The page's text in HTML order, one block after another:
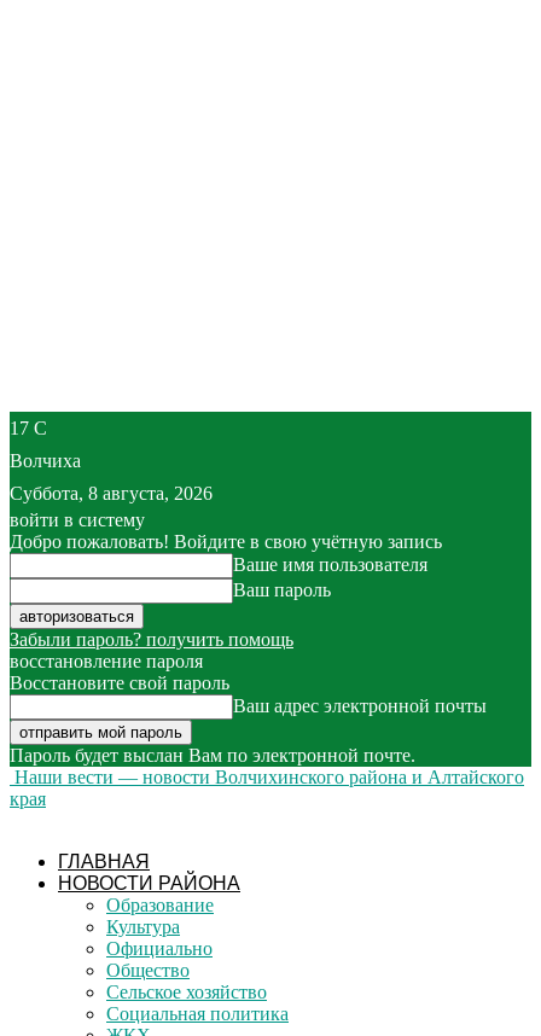
17 C
Волчиха
Суббота, 8 августа, 2026
войти в систему
Добро пожаловать! Войдите в свою учётную запись
Ваше имя пользователя
Ваш пароль
Забыли пароль? получить помощь
восстановление пароля
Восстановите свой пароль
Ваш адрес электронной почты
Пароль будет выслан Вам по электронной почте.
Наши вести — новости Волчихинского района и Алтайского
края
ГЛАВНАЯ
НОВОСТИ РАЙОНА
Образование
Культура
Официально
Общество
Сельское хозяйство
Социальная политика